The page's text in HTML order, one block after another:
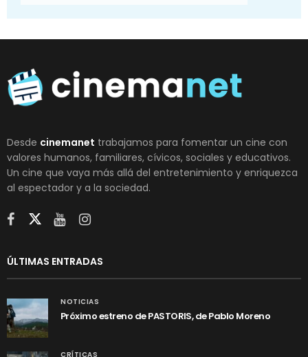
Desde cinemanet trabajamos para fomentar un cine con
valores humanos, familiares, cívicos, sociales y educativos.
Un cine que vaya más allá del entretenimiento y enriquezca
al espectador y a la sociedad.
ÚLTIMAS ENTRADAS
NOTICIAS
Próximo estreno de PASTORIS, de Pablo Moreno
CRÍTICAS